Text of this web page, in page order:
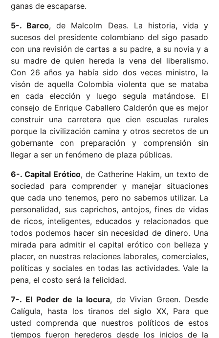
ganas de escaparse.
5-. Barco, de Malcolm Deas. La historia, vida y
sucesos del presidente colombiano del sigo pasado
con una revisión de cartas a su padre, a su novia y a
su madre de quien hereda la vena del liberalismo.
Con 26 años ya había sido dos veces ministro, la
visón de aquella Colombia violenta que se mataba
en cada elección y luego seguía matándose. El
consejo de Enrique Caballero Calderón que es mejor
construir una carretera que cien escuelas rurales
porque la civilización camina y otros secretos de un
gobernante con preparación y comprensión sin
llegar a ser un fenómeno de plaza públicas.
6-. Capital Erótico, de Catherine Hakim, un texto de
sociedad para comprender y manejar situaciones
que cada uno tenemos, pero no sabemos utilizar. La
personalidad, sus caprichos, antojos, fines de vidas
de ricos, inteligentes, educados y relacionados que
todos podemos hacer sin necesidad de dinero. Una
mirada para admitir el capital erótico con belleza y
placer, en nuestras relaciones laborales, comerciales,
políticas y sociales en todas las actividades. Vale la
pena, el costo será la felicidad.
7-. El Poder de la locura, de Vivian Green. Desde
Calígula, hasta los tiranos del siglo XX, Para que
usted comprenda que nuestros políticos de estos
tiempos fueron herederos desde los inicios de la